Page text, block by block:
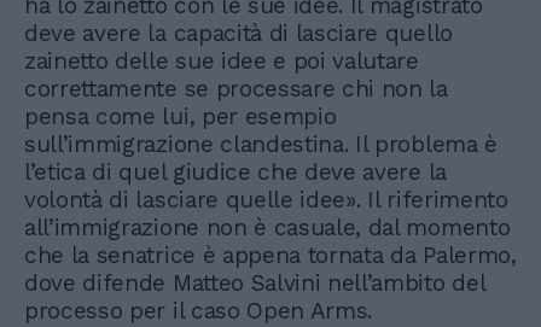
ha lo zainetto con le sue idee. Il magistrato
deve avere la capacità di lasciare quello
zainetto delle sue idee e poi valutare
correttamente se processare chi non la
pensa come lui, per esempio
sull’immigrazione clandestina. Il problema è
l’etica di quel giudice che deve avere la
volontà di lasciare quelle idee». Il riferimento
all’immigrazione non è casuale, dal momento
che la senatrice è appena tornata da Palermo,
dove difende Matteo Salvini nell’ambito del
processo per il caso Open Arms.